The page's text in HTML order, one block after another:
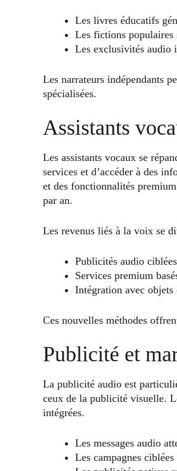
Les livres éducatifs
Les fictions populaires
Les exclusivités audio
Les narrateurs indépendants
spécialisées.
Assistants
Les assistants vocaux se
services et d’accéder à des
et des fonctionnalités
par an.
Les revenus liés à la voix se
Publicités audio ciblées
Services premium
Intégration avec objets
Ces nouvelles méthodes
Publicité et
La publicité audio est
ceux de la publicité visuelle.
intégrées.
Les messages audio
Les campagnes